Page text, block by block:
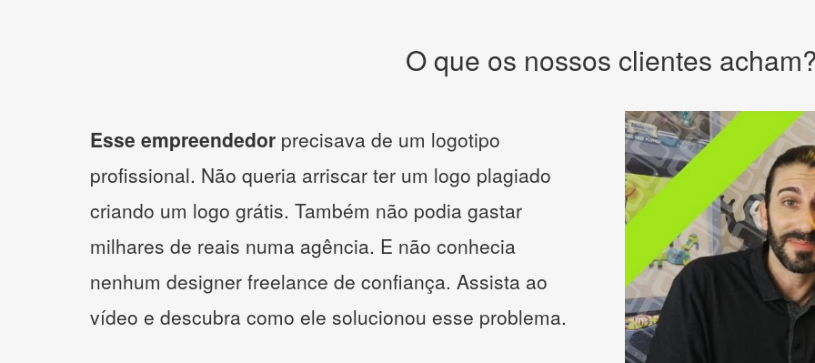
O que os nossos clientes
Esse empreendedor precisava de um logotipo
profissional. Não queria arriscar ter um logo plagiado
criando um logo grátis. Também não podia gastar
milhares de reais numa agência. E não conhecia
nenhum designer freelance de confiança. Assista ao
vídeo e descubra como ele solucionou esse problema.